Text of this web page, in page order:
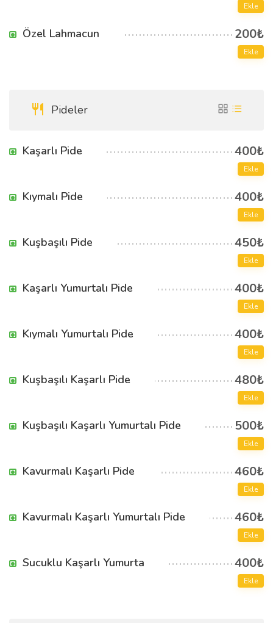
Ekle
Özel Lahmacun 200₺
Ekle
Pideler
Kaşarlı Pide 400₺
Ekle
Kıymalı Pide 400₺
Ekle
Kuşbaşılı Pide 450₺
Ekle
Kaşarlı Yumurtalı Pide 400₺
Ekle
Kıymalı Yumurtalı Pide 400₺
Ekle
Kuşbaşılı Kaşarlı Pide 480₺
Ekle
Kuşbaşılı Kaşarlı Yumurtalı Pide 500₺
Ekle
Kavurmalı Kaşarlı Pide 460₺
Ekle
Kavurmalı Kaşarlı Yumurtalı Pide 460₺
Ekle
Sucuklu Kaşarlı Yumurta 400₺
Ekle